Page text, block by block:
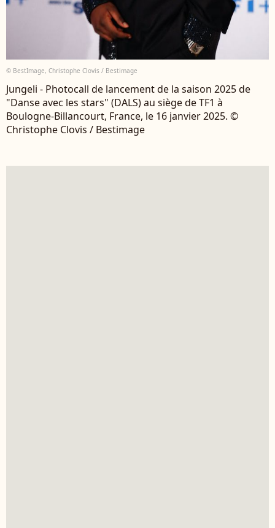
© BestImage, Christophe Clovis / Bestimage
Jungeli - Photocall de lancement de la saison 2025 de
"Danse avec les stars" (DALS) au siège de TF1 à
Boulogne-Billancourt, France, le 16 janvier 2025. ©
Christophe Clovis / Bestimage